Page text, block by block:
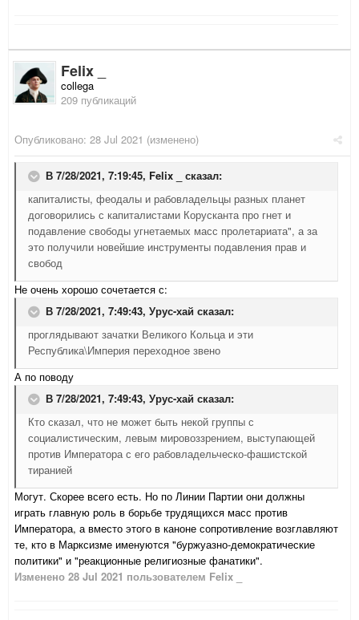
Felix _
collega
209 публикаций
Опубликовано: 28 Jul 2021 (изменено)
В 7/28/2021, 7:19:45, Felix _
сказал:
капиталисты, феодалы и рабовладельцы разных планет
договорились с капиталистами Корусканта про гнет и
подавление свободы угнетаемых масс пролетариата", а за
это получили новейшие инструменты подавления прав и
свобод
Не очень хорошо сочетается с:
В 7/28/2021, 7:49:43, Урус-хай сказал:
проглядывают зачатки Великого Кольца и эти
Республика\Империя переходное звено
А по поводу
В 7/28/2021, 7:49:43, Урус-хай сказал:
Кто сказал, что не может быть некой группы с
социалистическим, левым мировоззрением, выступающей
против Императора с его рабовладельческо-фашистской
тиранией
Могут. Скорее всего есть. Но по Линии Партии они должны
играть главную роль в борьбе трудящихся масс против
Императора, а вместо этого в каноне сопротивление возглавляют
те, кто в Марксизме именуются "буржуазно-демократические
политики" и "реакционные религиозные фанатики".
Изменено 28 Jul 2021 пользователем Felix _